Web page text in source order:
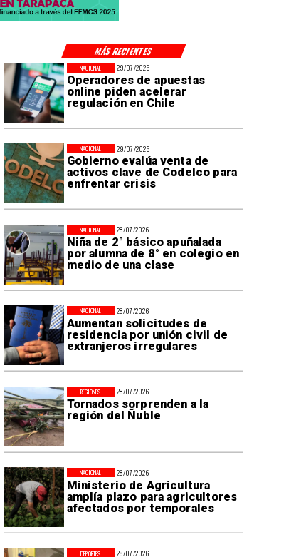
29/07/2026
Operadores de apuestas
online piden acelerar
regulación en Chile
NACIONAL
29/07/2026
Gobierno evalúa venta de
activos clave de Codelco para
enfrentar crisis
NACIONAL
28/07/2026
Niña de 2° básico apuñalada
por alumna de 8° en colegio en
medio de una clase
NACIONAL
28/07/2026
Aumentan solicitudes de
residencia por unión civil de
extranjeros irregulares
NACIONAL
28/07/2026
Tornados sorprenden a la
región del Ñuble
REGIONES
28/07/2026
Ministerio de Agricultura
amplía plazo para agricultores
afectados por temporales
NACIONAL
28/07/2026
DEPORTES
MÁS RECIENTES